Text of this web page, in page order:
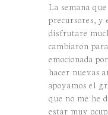
La semana
precursores, y
disfrutare
cambiaron
emocionada
hacer nuevas
apoyamos el
que no me he
estar muy